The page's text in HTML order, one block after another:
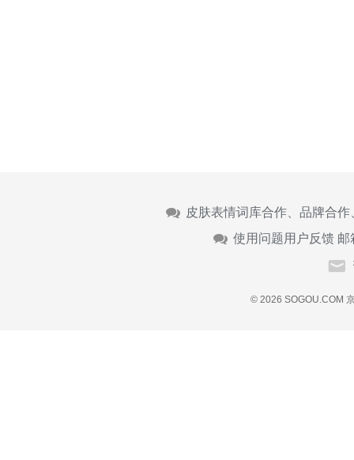
皮肤表情词库合作、品牌合
使用问题用户反馈 邮
© 2026 SOGOU.COM